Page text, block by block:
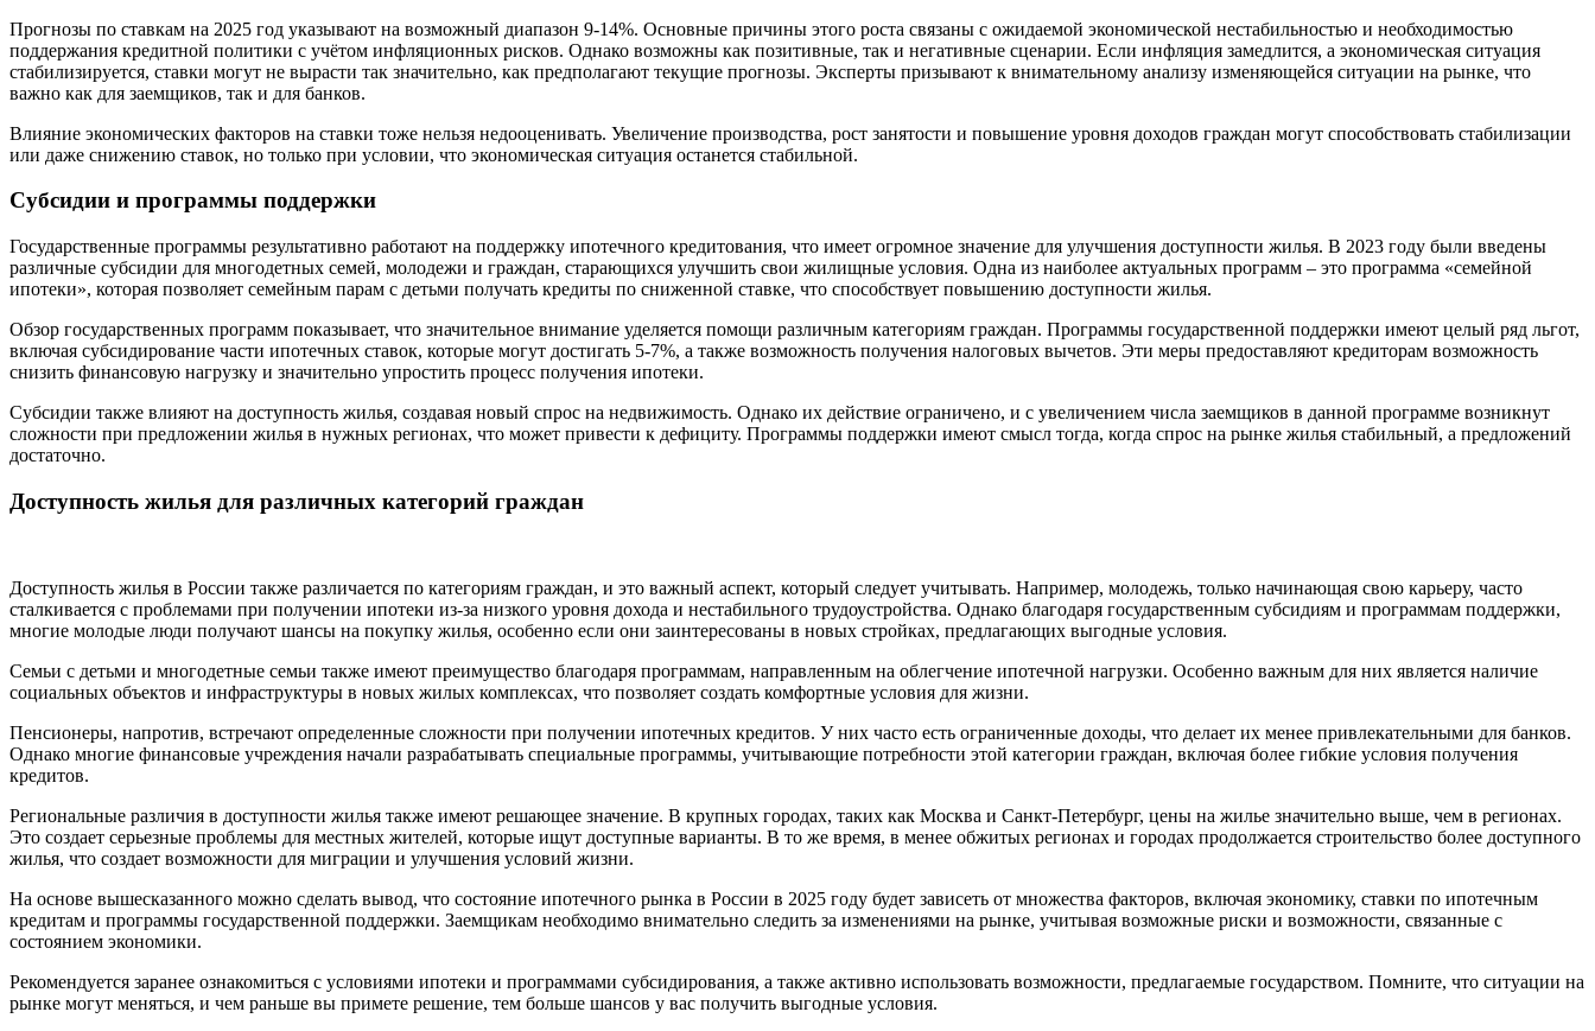
Прогнозы по ставкам на 2025 год указывают на возможный диапазон 9-14%. Основные причины этого роста связаны с ожидаемой экономической нестабильностью и необходимостью
поддержания кредитной политики с учётом инфляционных рисков. Однако возможны как позитивные, так и негативные сценарии. Если инфляция замедлится, а экономическая ситуация
стабилизируется, ставки могут не вырасти так значительно, как предполагают текущие прогнозы. Эксперты призывают к внимательному анализу изменяющейся ситуации на рынке, что
важно как для заемщиков, так и для банков.
Влияние экономических факторов на ставки тоже нельзя недооценивать. Увеличение производства, рост занятости и повышение уровня доходов граждан могут способствовать стабилизации
или даже снижению ставок, но только при условии, что экономическая ситуация останется стабильной.
Субсидии и программы поддержки
Государственные программы результативно работают на поддержку ипотечного кредитования, что имеет огромное значение для улучшения доступности жилья. В 2023 году были введены
различные субсидии для многодетных семей, молодежи и граждан, старающихся улучшить свои жилищные условия. Одна из наиболее актуальных программ – это программа «семейной
ипотеки», которая позволяет семейным парам с детьми получать кредиты по сниженной ставке, что способствует повышению доступности жилья.
Обзор государственных программ показывает, что значительное внимание уделяется помощи различным категориям граждан. Программы государственной поддержки имеют целый ряд льгот,
включая субсидирование части ипотечных ставок, которые могут достигать 5-7%, а также возможность получения налоговых вычетов. Эти меры предоставляют кредиторам возможность
снизить финансовую нагрузку и значительно упростить процесс получения ипотеки.
Субсидии также влияют на доступность жилья, создавая новый спрос на недвижимость. Однако их действие ограничено, и с увеличением числа заемщиков в данной программе возникнут
сложности при предложении жилья в нужных регионах, что может привести к дефициту. Программы поддержки имеют смысл тогда, когда спрос на рынке жилья стабильный, а предложений
достаточно.
Доступность жилья для различных категорий граждан
Доступность жилья в России также различается по категориям граждан, и это важный аспект, который следует учитывать. Например, молодежь, только начинающая свою карьеру, часто
сталкивается с проблемами при получении ипотеки из-за низкого уровня дохода и нестабильного трудоустройства. Однако благодаря государственным субсидиям и программам поддержки,
многие молодые люди получают шансы на покупку жилья, особенно если они заинтересованы в новых стройках, предлагающих выгодные условия.
Семьи с детьми и многодетные семьи также имеют преимущество благодаря программам, направленным на облегчение ипотечной нагрузки. Особенно важным для них является наличие
социальных объектов и инфраструктуры в новых жилых комплексах, что позволяет создать комфортные условия для жизни.
Пенсионеры, напротив, встречают определенные сложности при получении ипотечных кредитов. У них часто есть ограниченные доходы, что делает их менее привлекательными для банков.
Однако многие финансовые учреждения начали разрабатывать специальные программы, учитывающие потребности этой категории граждан, включая более гибкие условия получения
кредитов.
Региональные различия в доступности жилья также имеют решающее значение. В крупных городах, таких как Москва и Санкт-Петербург, цены на жилье значительно выше, чем в регионах.
Это создает серьезные проблемы для местных жителей, которые ищут доступные варианты. В то же время, в менее обжитых регионах и городах продолжается строительство более доступного
жилья, что создает возможности для миграции и улучшения условий жизни.
На основе вышесказанного можно сделать вывод, что состояние ипотечного рынка в России в 2025 году будет зависеть от множества факторов, включая экономику, ставки по ипотечным
кредитам и программы государственной поддержки. Заемщикам необходимо внимательно следить за изменениями на рынке, учитывая возможные риски и возможности, связанные с
состоянием экономики.
Рекомендуется заранее ознакомиться с условиями ипотеки и программами субсидирования, а также активно использовать возможности, предлагаемые государством. Помните, что ситуации на
рынке могут меняться, и чем раньше вы примете решение, тем больше шансов у вас получить выгодные условия.